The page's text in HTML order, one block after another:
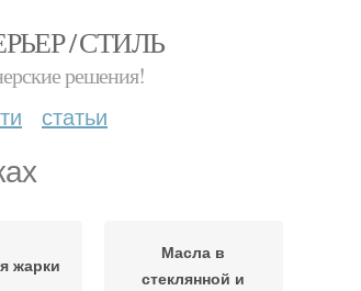
/ СТИЛЬ
решения!
статьи
жарки
Масла в
стеклянной и